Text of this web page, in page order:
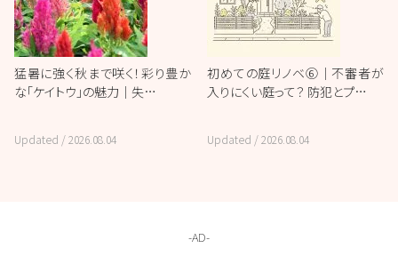
猛暑に強く秋まで咲く！彩り豊か
な「ケイトウ」の魅力｜失…
Updated /2026.08.04
初めての庭リノベ⑥｜不審者が
入りにくい庭って？ 防犯とプ…
Updated /2026.08.04